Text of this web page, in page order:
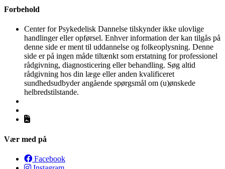
Forbehold
Center for Psykedelisk Dannelse tilskynder ikke ulovlige
handlinger eller opførsel. Enhver information der kan tilgås på
denne side er ment til uddannelse og folkeoplysning. Denne
side er på ingen måde tiltænkt som erstatning for professionel
rådgivning, diagnosticering eller behandling. Søg altid
rådgivning hos din læge eller anden kvalificeret
sundhedsudbyder angående spørgsmål om (u)ønskede
helbredstilstande.
Vær med på
Facebook